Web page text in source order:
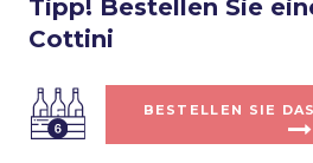
Tipp! Bestellen Sie
Cottini
BESTELLEN SIE